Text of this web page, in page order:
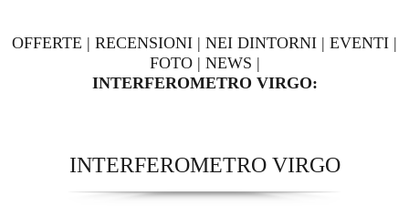
OFFERTE | RECENSIONI | NEI DINTORNI | EVENTI |
FOTO| NEWS |
INTERFEROMETRO VIRGO:
INTERFEROMETRO VIRGO